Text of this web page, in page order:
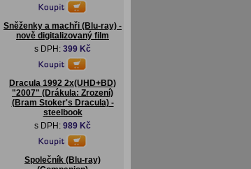
Sněženky a machři (Blu-ray) -
nově digitalizovaný film
s DPH: 399 Kč
Dracula 1992 2x(UHD+BD)
"2007" (Drákula: Zrození)
(Bram Stoker's Dracula) -
steelbook
s DPH: 989 Kč
Společník (Blu-ray)